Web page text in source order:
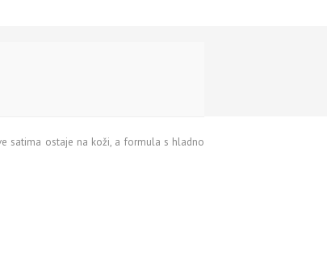
satima ostaje na koži, a formula s hladno